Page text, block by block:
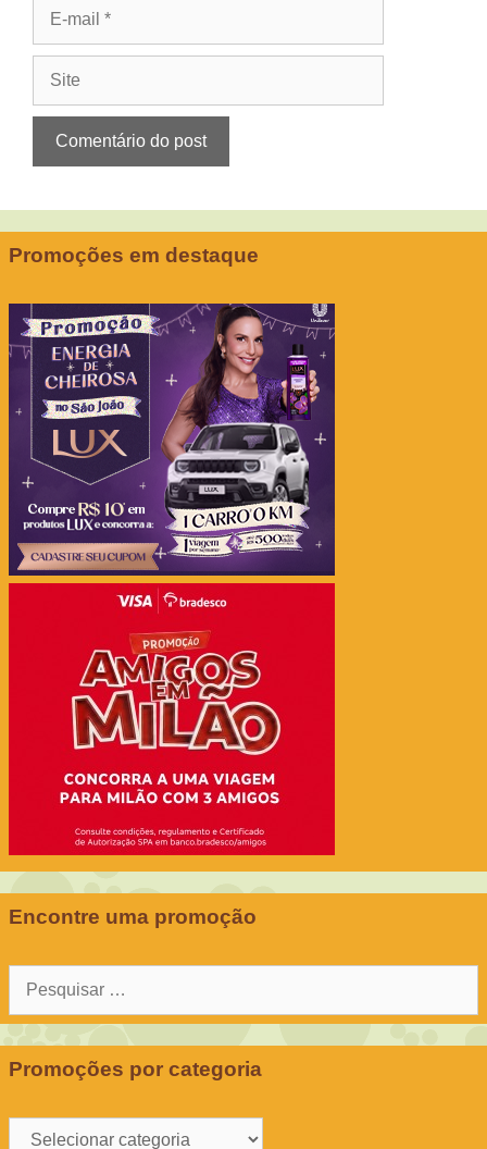
Promoções em destaque
Encontre uma promoção
Pesquisar
Promoções por categoria
Promoções